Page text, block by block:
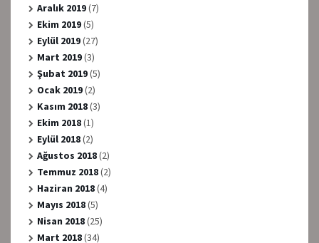
Aralık 2019(7)
Ekim 2019(5)
Eylül 2019(27)
Mart 2019(3)
Şubat 2019(5)
Ocak 2019(2)
Kasım 2018(3)
Ekim 2018(1)
Eylül 2018(2)
Ağustos 2018(2)
Temmuz 2018(2)
Haziran 2018(4)
Mayıs 2018(5)
Nisan 2018(25)
Mart 2018(34)